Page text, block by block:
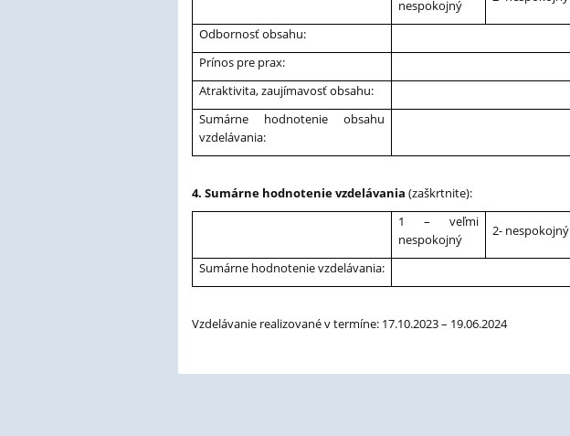
nespokojný
Odbornosť obsahu:
Prínos pre prax:
Atraktivita, zaujímavosť obsahu:
Sumárne hodnotenie obsahu
vzdelávania:
4. Sumárne hodnotenie vzdelávania(zaškrtnite):
1 – veľmi
nespokojný
2- nespokojný
Sumárne hodnotenie vzdelávania:
Vzdelávanie realizované v termíne: 17.10.2023 – 19.06.2024